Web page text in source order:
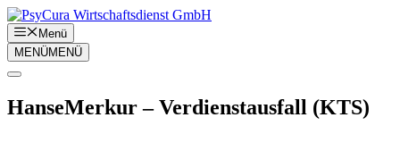
Zum
Inhalt
springen
Menü
MENÜMENÜ
HanseMerkur – Verdienstausfall (KTS)